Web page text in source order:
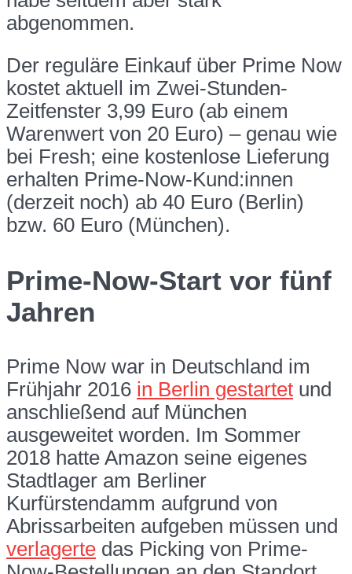
abgenommen.
Der reguläre Einkauf über Prime Now
kostet aktuell im Zwei-Stunden-
Zeitfenster 3,99 Euro (ab einem
Warenwert von 20 Euro) – genau wie
bei Fresh; eine kostenlose Lieferung
erhalten Prime-Now-Kund:innen
(derzeit noch) ab 40 Euro (Berlin)
bzw. 60 Euro (München).
Prime-Now-Start vor fünf
Jahren
Prime Now war in Deutschland im
Frühjahr 2016 in Berlin gestartet und
anschließend auf München
ausgeweitet worden. Im Sommer
2018 hatte Amazon seine eigenes
Stadtlager am Berliner
Kurfürstendamm aufgrund von
Abrissarbeiten aufgeben müssen und
verlagerte das Picking von Prime-